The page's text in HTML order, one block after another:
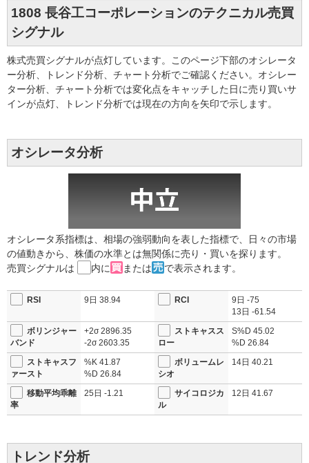
1808 長谷工コーポレーションのテクニカル売買
シグナル
株式売買シグナルが点灯しています。このページ下部のオシレータ
ー分析、トレンド分析、チャート分析でご確認ください。オシレー
ター分析、チャート分析では変化点をキャッチした日に売り買いサ
インが点灯、トレンド分析では現在の方向を矢印で示します。
オシレータ分析
オシレータ系指標は、相場の強弱動向を表した指標で、日々の市場
の値動きから、株価の水準とは無関係に売り・買いを探ります。
売買シグナルは
内に または で表示されます。
RSI 9日 38.94 RCI 9日 -75
13日 -61.54
ボリンジャー
バンド
+2σ2896.35
-2σ2603.35
ストキャスス
ロー
S%D 45.02
%D 26.84
ストキャスフ
ァースト
%K 41.87
%D 26.84
ボリュームレ
シオ
14日 40.21
移動平均乖離
率
25日 -1.21
サイコロジカ
ル
12日 41.67
トレンド分析